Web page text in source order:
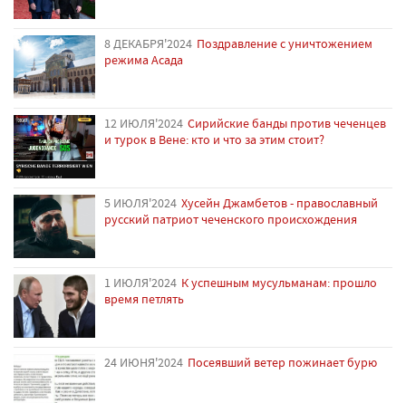
8 ДЕКАБРЯ'2024 Поздравление с уничтожением
режима Асада
12 ИЮЛЯ'2024 Сирийские банды против чеченцев
и турок в Вене: кто и что за этим стоит?
5 ИЮЛЯ'2024 Хусейн Джамбетов - православный
русский патриот чеченского происхождения
1 ИЮЛЯ'2024 К успешным мусульманам: прошло
время петлять
24 ИЮНЯ'2024 Посеявший ветер пожинает бурю